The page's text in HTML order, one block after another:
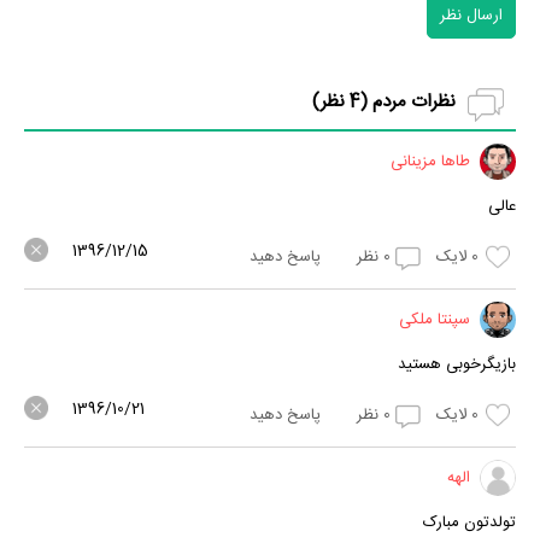
ارسال نظر
نظرات مردم (4نظر)
طاها مزینانی
عالی
0 لایک 0 نظر پاسخ دهید 1396/12/15
سپنتا ملکی
بازیگرخوبی هستید
0 لایک 0 نظر پاسخ دهید 1396/10/21
الهه
تولدتون مبارک